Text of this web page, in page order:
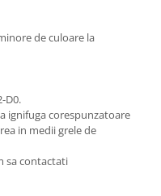
de culoare la
D0.
ignifuga corespunzatoare
in medii grele de
sa contactati